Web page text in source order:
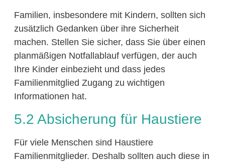
Familien, insbesondere mit Kindern, sollten sich
zusätzlich Gedanken über ihre Sicherheit
machen. Stellen Sie sicher, dass Sie über einen
planmäßigen Notfallablauf verfügen, der auch
Ihre Kinder einbezieht und dass jedes
Familienmitglied Zugang zu wichtigen
Informationen hat.
5.2 Absicherung für Haustiere
Für viele Menschen sind Haustiere
Familienmitglieder. Deshalb sollten auch diese in